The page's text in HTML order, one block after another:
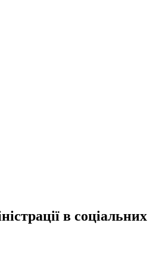
в